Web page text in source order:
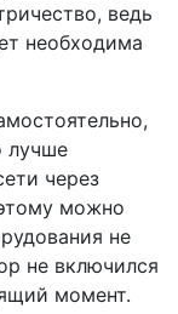
ведь
необходима
лучше
через
можно
не
не включился
момент.